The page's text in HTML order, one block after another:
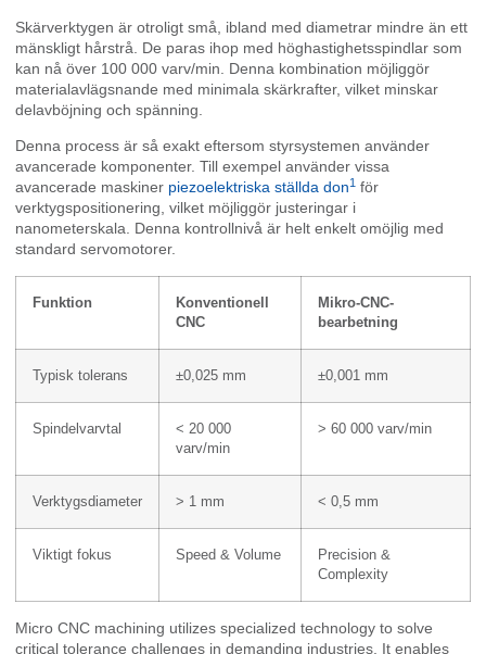
Skärverktygen är otroligt små, ibland med diametrar mindre än ett
mänskligt hårstrå. De paras ihop med höghastighetsspindlar som
kan nå över 100 000 varv/min. Denna kombination möjliggör
materialavlägsnande med minimala skärkrafter, vilket minskar
delavböjning och spänning.
Denna process är så exakt eftersom styrsystemen använder
avancerade komponenter. Till exempel använder vissa
avancerade maskiner piezoelektriska ställda don1 för
verktygspositionering, vilket möjliggör justeringar i
nanometerskala. Denna kontrollnivå är helt enkelt omöjlig med
standard servomotorer.
Funktion
Konventionell
CNC
Mikro-CNC-
bearbetning
Typisk tolerans ±0,025 mm ±0,001 mm
Spindelvarvtal
< 20 000
varv/min
> 60 000 varv/min
Verktygsdiameter > 1 mm < 0,5 mm
Viktigt fokus Speed & Volume
Precision &
Complexity
Micro CNC machining utilizes specialized technology to solve
critical tolerance challenges in demanding industries. It enables